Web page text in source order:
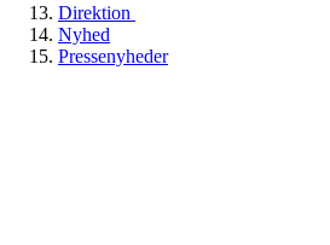
Direktion
Nyhed
Pressenyheder